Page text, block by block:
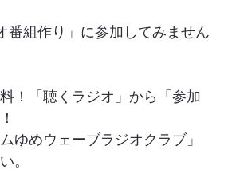
番組作り」に参加してみません
！「聴くラジオ」から「参加
ゆめウェーブラジオクラブ」
。